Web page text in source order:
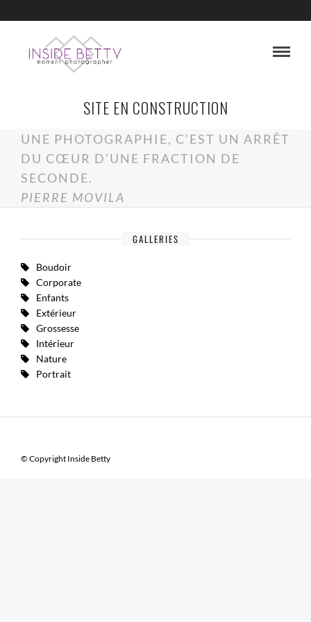
SITE EN CONSTRUCTION
UNE PHOTOGRAPHIE, C’EST UN ARRÊT
DU CŒUR D’UNE FRACTION DE
SECONDE.
PIERRE MOVILA
GALLERIES
Boudoir
Corporate
Enfants
Extérieur
Grossesse
Intérieur
Nature
Portrait
© Copyright Inside Betty